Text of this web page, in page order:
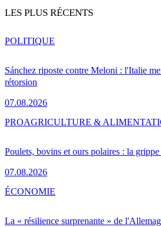
LES PLUS RÉCENTS
Sánchez riposte contre Meloni : l'Italie
rétorsion
07.08.2026
POLITIQUE
Poulets, bovins et ours polaires : la
07.08.2026
PROAGRICULTURE &
La « résilience surprenante » de
ÉCONOMIE